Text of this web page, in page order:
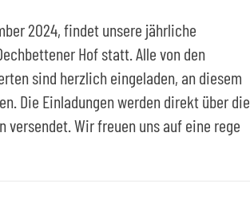
2024, findet unsere jährliche
Hof statt. Alle von den
sind herzlich eingeladen, an diesem
Die Einladungen werden direkt über die
versendet. Wir freuen uns auf eine rege